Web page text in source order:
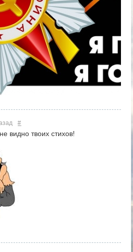
#
видно твоих стихов!